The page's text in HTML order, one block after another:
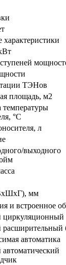
характеристики
ТЭНов
площадь, м2
температуры
°С
л
выходного
мм
и встроенное
автоматика